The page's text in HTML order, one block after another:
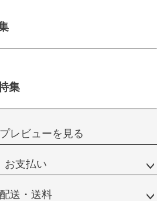
集
レビューを見る
お支払い
配送・送料